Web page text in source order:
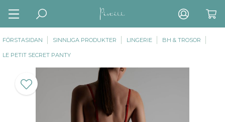
FÖRSTASIDAN SINNLIGA PRODUKTER LINGERIE BH & TROSOR
LE PETIT SECRET PANTY